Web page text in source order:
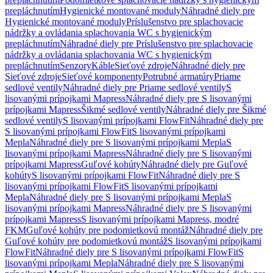
prepláchnutímHygienické montované modulyNáhradné diely pre
Hygienické montované modulyPríslušenstvo pre splachovacie
nádržky a ovládania splachovania WC s hygienickým
prepláchnutímNáhradné diely pre Príslušenstvo pre splachovacie
nádržky a ovládania splachovania WC s hygienickým
prepláchnutímSenzoryKábleSieťové zdrojeNáhradné diely pre
Sieťové zdrojeSieťové komponentyPotrubné armatúryPriame
sedlové ventilyNáhradné diely pre Priame sedlové ventilyS
lisovanými prípojkami MapressNáhradné diely pre S lisovanými
prípojkami MapressŠikmé sedlové ventilyNáhradné diely pre Šikmé
sedlové ventilyS lisovanými prípojkami FlowFitNáhradné diely pre
S lisovanými prípojkami FlowFitS lisovanými prípojkami
MeplaNáhradné diely pre S lisovanými prípojkami MeplaS
lisovanými prípojkami MapressNáhradné diely pre S lisovanými
prípojkami MapressGuľové kohútyNáhradné diely pre Guľové
kohútyS lisovanými prípojkami FlowFitNáhradné diely pre S
lisovanými prípojkami FlowFitS lisovanými prípojkami
MeplaNáhradné diely pre S lisovanými prípojkami MeplaS
lisovanými prípojkami MapressNáhradné diely pre S lisovanými
prípojkami MapressS lisovanými prípojkami Mapress, modré
FKMGuľové kohúty pre podomietkovú montážNáhradné diely pre
Guľové kohúty pre podomietkovú montážS lisovanými prípojkami
FlowFitNáhradné diely pre S lisovanými prípojkami FlowFitS
lisovanými prípojkami MeplaNáhradné diely pre S lisovanými